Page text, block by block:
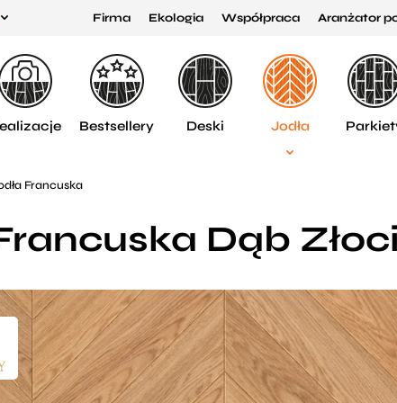
Firma Ekologia Współpraca Aranżator
Bestsellery Deski Jodła
Francuska
Dąb